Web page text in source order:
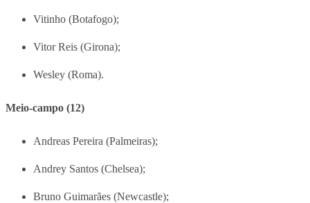
Vitinho (Botafogo);
Vitor Reis (Girona);
Wesley (Roma).
Meio-campo (12)
Andreas Pereira (Palmeiras);
Andrey Santos (Chelsea);
Bruno Guimarães (Newcastle);